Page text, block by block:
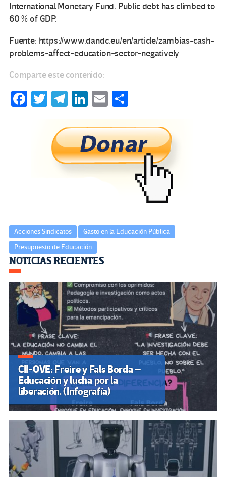
International Monetary Fund. Public debt has climbed to
60 % of GDP.
Fuente: https://www.dandc.eu/en/article/zambias-cash-
problems-affect-education-sector-negatively
Comparte este contenido:
Fa T
tt
er
Te
gr
a
m
Li
ke
dI
n
E
ail m
p
ar
tir
Acciones Sindicatos
Gasto en la Educación Pública
Presupuesto de Educación
Navegación
de
entradas
NOTICIAS RECIENTES
CII-OVE: Freire y Fals Borda –
Educación y lucha por la
liberación. (Infografía)